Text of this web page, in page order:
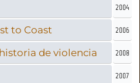
2004
to Coast 2006
de violencia 2008
2007